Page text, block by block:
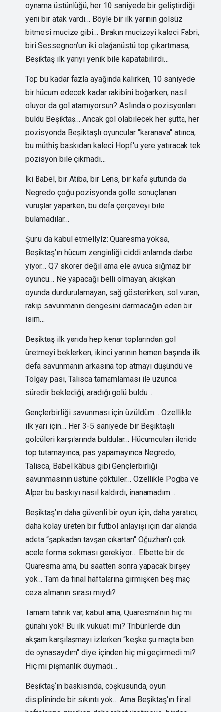
oynama üstünlüğü, her 10 saniyede bir geliştirdiği
yeni bir atak vardı… Böyle bir ilk yarının golsüz
bitmesi mucize gibi… Bırakın mucizeyi kaleci Fabri,
biri Sessegnon’un iki olağanüstü top çıkartmasa,
Beşiktaş ilk yarıyı yenik bile kapatabilirdi…
Top bu kadar fazla ayağında kalırken, 10 saniyede
bir hücum edecek kadar rakibini boğarken, nasıl
oluyor da gol atamıyorsun? Aslında o pozisyonları
buldu Beşiktaş… Ancak gol olabilecek her şutta, her
pozisyonda Beşiktaşlı oyuncular “karanava“ atınca,
bu müthiş baskıdan kaleci Hopf‘u yere yatıracak tek
pozisyon bile çıkmadı…
İki Babel, bir Atiba, bir Lens, bir kafa şutunda da
Negredo çoğu pozisyonda golle sonuçlanan
vuruşlar yaparken, bu defa çerçeveyi bile
bulamadılar…
Şunu da kabul etmeliyiz: Quaresma yoksa,
Beşiktaş’ın hücum zenginliği ciddi anlamda darbe
yiyor… Q7 skorer değil ama ele avuca sığmaz bir
oyuncu… Ne yapacağı belli olmayan, akışkan
oyunda durdurulamayan, sağ gösterirken, sol vuran,
rakip savunmanın dengesini darmadağın eden bir
isim…
Beşiktaş ilk yarıda hep kenar toplarından gol
üretmeyi beklerken, ikinci yarının hemen başında ilk
defa savunmanın arkasına top atmayı düşündü ve
Tolgay pası, Talisca tamamlaması ile uzunca
süredir beklediği, aradığı golü buldu…
Gençlerbirliği savunması için üzüldüm… Özellikle
ilk yarı için… Her 3-5 saniyede bir Beşiktaşlı
golcüleri karşılarında buldular… Hücumcuları ileride
top tutamayınca, pas yapamayınca Negredo,
Talisca, Babel kâbus gibi Gençlerbirliği
savunmasının üstüne çöktüler… Özellikle Pogba ve
Alper bu baskıyı nasıl kaldırdı, inanamadım…
Beşiktaş’ın daha güvenli bir oyun için, daha yaratıcı,
daha kolay üreten bir futbol anlayışı için dar alanda
adeta “şapkadan tavşan çıkartan“ Oğuzhan‘ı çok
acele forma sokması gerekiyor… Elbette bir de
Quaresma ama, bu saatten sonra yapacak birşey
yok… Tam da final haftalarına girmişken beş maç
ceza almanın sırası mıydı?
Tamam tahrik var, kabul ama, Quaresma’nın hiç mi
günahı yok! Bu ilk vukuatı mı? Tribünlerde dün
akşam karşılaşmayı izlerken “keşke şu maçta ben
de oynasaydım“ diye içinden hiç mi geçirmedi mi?
Hiç mi pişmanlık duymadı…
Beşiktaş‘ın baskısında, coşkusunda, oyun
disiplininde bir sıkıntı yok… Ama Beşiktaş‘ın final